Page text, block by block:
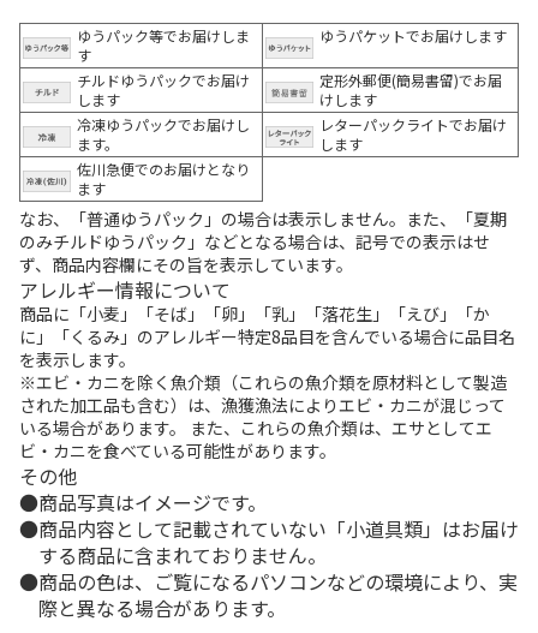
ゆうパック等でお届けしま
す
ゆうパケットでお届けします
チルドゆうパックでお届け
します
定形外郵便(簡易書留)でお届
けします
冷凍ゆうパックでお届けし
ます。
レターパックライトでお届け
します
佐川急便でのお届けとなり
ます
なお、「普通ゆうパック」の場合は表示しません。また、「夏期
のみチルドゆうパック」などとなる場合は、記号での表示はせ
ず、商品内容欄にその旨を表示しています。
アレルギー情報について
商品に「小麦」「そば」「卵」「乳」「落花生」「えび」「か
に」「くるみ」のアレルギー特定8品目を含んでいる場合に品目名
を表示します。
※エビ・カニを除く魚介類（これらの魚介類を原材料として製造
された加工品も含む）は、漁獲漁法によりエビ・カニが混じって
いる場合があります。 また、これらの魚介類は、エサとしてエ
ビ・カニを食べている可能性があります。
その他
商品写真はイメージです。
商品内容として記載されていない「小道具類」はお届け
する商品に含まれておりません。
商品の色は、ご覧になるパソコンなどの環境により、実
際と異なる場合があります。